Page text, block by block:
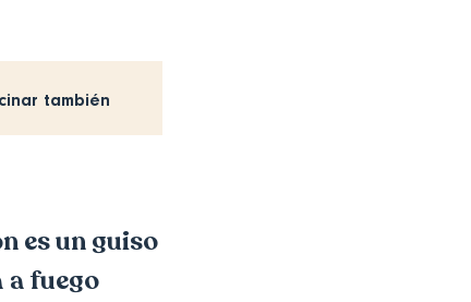
también
es un guiso
a fuego